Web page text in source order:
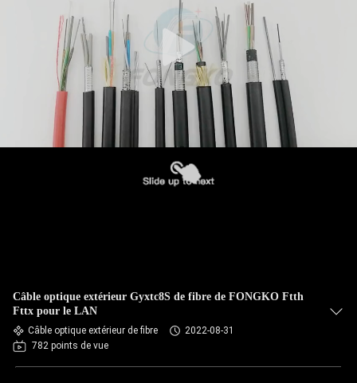
Câble optique extérieur Gyxtc8S de fibre de FONGKO Ftth
Fttx pour le LAN
Câble optique extérieur de fibre
2022-08-31
782 points de vue